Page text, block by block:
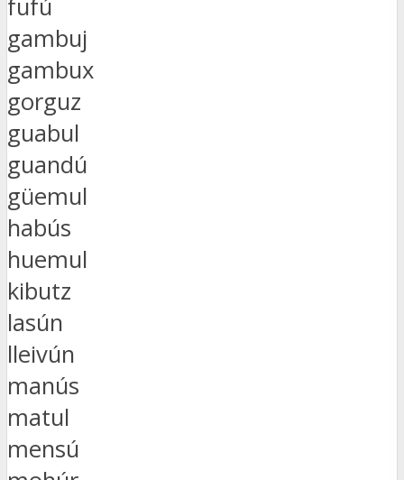
fufú
gambuj
gambux
gorguz
guabul
guandú
güemul
habús
huemul
kibutz
lasún
lleivún
manús
matul
mensú